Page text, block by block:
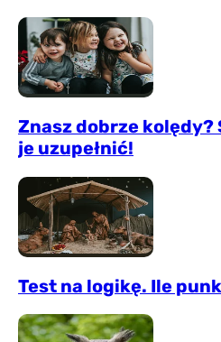
Znasz dobrze kolędy?
je uzupełnić!
Test na logikę. Ile